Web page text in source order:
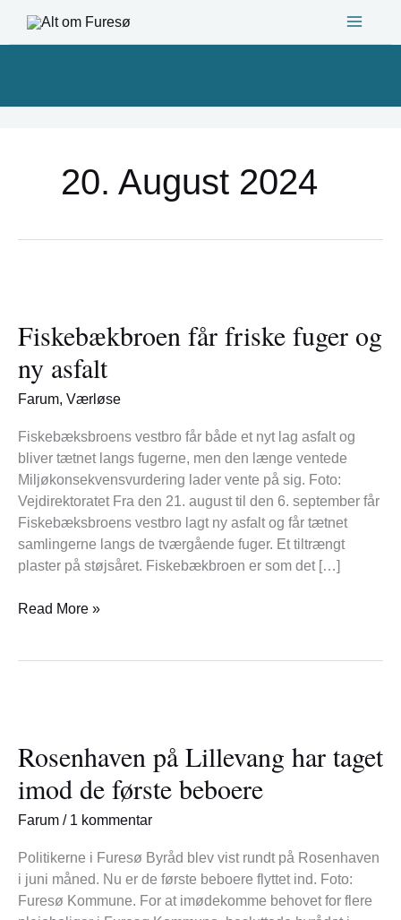
20. August 2024
Fiskebækbroen får friske fuger og
ny asfalt
Farum, Værløse
Fiskebæksbroens vestbro får både et nyt lag asfalt og
bliver tætnet langs fugerne, men den længe ventede
Miljøkonsekvensvurdering lader vente på sig. Foto:
Vejdirektoratet Fra den 21. august til den 6. september får
Fiskebæksbroens vestbro lagt ny asfalt og får tætnet
samlingerne langs de tværgående fuger. Et tiltrængt
plaster på støjsåret. Fiskebækbroen er som det […]
friske
fuger
og
ny
Read More »
Rosenhaven på Lillevang har taget
imod de første beboere
Farum / 1 kommentar
Politikerne i Furesø Byråd blev vist rundt på Rosenhaven
i juni måned. Nu er de første beboere flyttet ind. Foto:
Furesø Kommune. For at imødekomme behovet for flere
Lillevang
har
taget
imod
første
beboere